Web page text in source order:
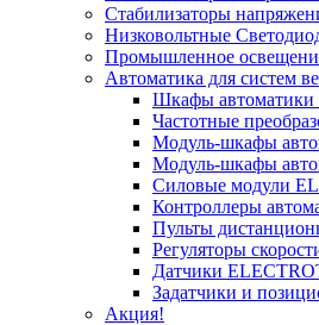
Стабилизаторы
Низковольтные
Промышленное
Автоматика для систем
Шкафы автоматики
Частотные
Модуль-шкафы
Модуль-шкафы
Силовые модули
Контроллеры
Пульты
Регуляторы
Датчики
Задатчики и
Акция!